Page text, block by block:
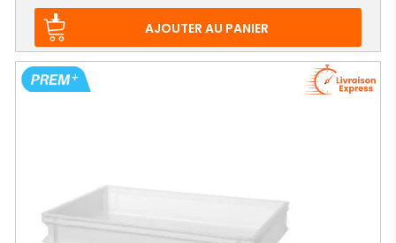
AJOUTER AU PANIER